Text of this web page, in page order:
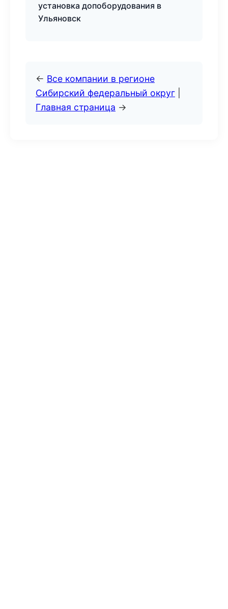
установка допоборудования в
Ульяновск
← Все компании в регионе
Сибирский федеральный округ
Главная страница →